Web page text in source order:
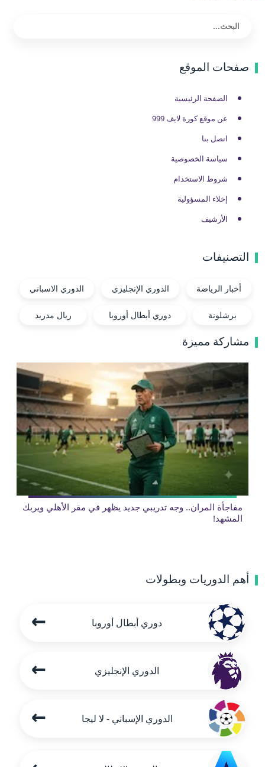
صفحات الموقع
الصفحة الرئيسية
عن موقع كورة لايف 999
اتصل بنا
سياسة الخصوصية
شروط الاستخدام
إخلاء المسؤولية
الأرشيف
التصنيفات
أخبار الرياضة الدوري الإنجليزي الدوري الاسباني
برشلونة دوري أبطال أوروبا ريال مدريد
مشاركة مميزة
مفاجأة المران.. وجه تدريبي جديد يظهر في مقر الأهلي ويربك
المشهد!
أهم الدوريات وبطولات
دوري أبطال أوروبا ←
الدوري الإنجليزي ←
الدوري الإسباني - لا ليجا ←